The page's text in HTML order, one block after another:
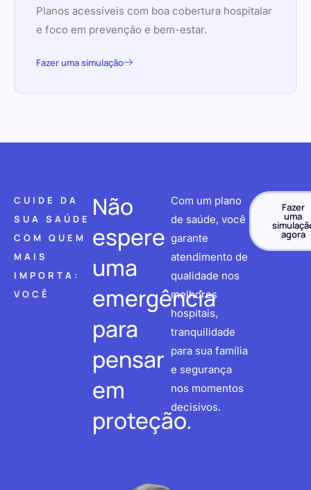
Planos acessíveis com boa cobertura hospitalar
e foco em prevenção e bem-estar.
Fazer uma simulação
CUIDE DA
SUA SAÚDE
COM QUEM
MAIS
IMPORTA:
VOCÊ
Não
espere
uma
emergência
para
pensar
em
proteção.
Com um plano
de saúde, você
garante
atendimento de
qualidade nos
melhores
hospitais,
tranquilidade
para sua família
e segurança
nos momentos
decisivos.
Fazer
uma
agora